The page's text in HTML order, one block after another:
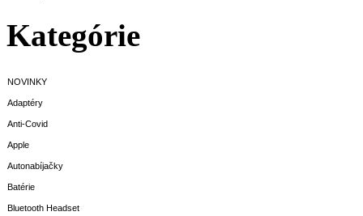
Kategórie
NOVINKY
Adaptéry
Anti-Covid
Apple
Autonabíjačky
Batérie
Bluetooth Headset